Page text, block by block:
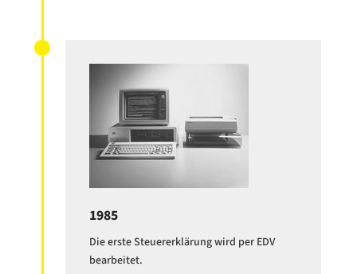
1985
Die erste Steuererklärung wird per EDV
bearbeitet.